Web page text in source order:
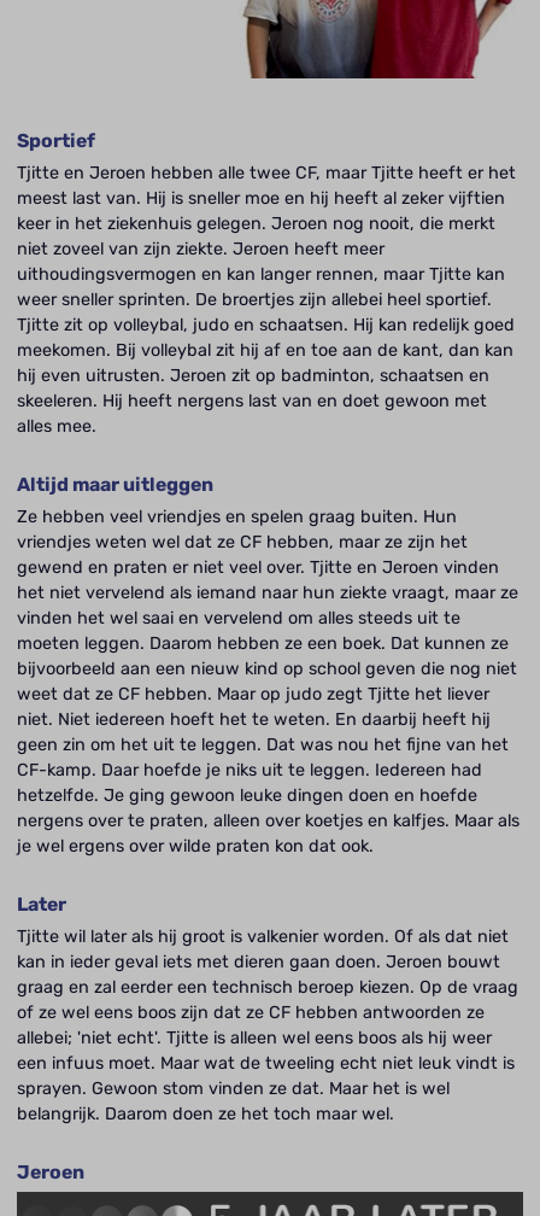
Sportief
Tjitte en Jeroen hebben alle twee CF, maar Tjitte heeft er het
meest last van. Hij is sneller moe en hij heeft al zeker vijftien
keer in het ziekenhuis gelegen. Jeroen nog nooit, die merkt
niet zoveel van zijn ziekte. Jeroen heeft meer
uithoudingsvermogen en kan langer rennen, maar Tjitte kan
weer sneller sprinten. De broertjes zijn allebei heel sportief.
Tjitte zit op volleybal, judo en schaatsen. Hij kan redelijk goed
meekomen. Bij volleybal zit hij af en toe aan de kant, dan kan
hij even uitrusten. Jeroen zit op badminton, schaatsen en
skeeleren. Hij heeft nergens last van en doet gewoon met
alles mee.
Altijd maar uitleggen
Ze hebben veel vriendjes en spelen graag buiten. Hun
vriendjes weten wel dat ze CF hebben, maar ze zijn het
gewend en praten er niet veel over. Tjitte en Jeroen vinden
het niet vervelend als iemand naar hun ziekte vraagt, maar ze
vinden het wel saai en vervelend om alles steeds uit te
moeten leggen. Daarom hebben ze een boek. Dat kunnen ze
bijvoorbeeld aan een nieuw kind op school geven die nog niet
weet dat ze CF hebben. Maar op judo zegt Tjitte het liever
niet. Niet iedereen hoeft het te weten. En daarbij heeft hij
geen zin om het uit te leggen. Dat was nou het fijne van het
CF-kamp. Daar hoefde je niks uit te leggen. Iedereen had
hetzelfde. Je ging gewoon leuke dingen doen en hoefde
nergens over te praten, alleen over koetjes en kalfjes. Maar als
je wel ergens over wilde praten kon dat ook.
Later
Tjitte wil later als hij groot is valkenier worden. Of als dat niet
kan in ieder geval iets met dieren gaan doen. Jeroen bouwt
graag en zal eerder een technisch beroep kiezen. Op de vraag
of ze wel eens boos zijn dat ze CF hebben antwoorden ze
allebei; 'niet echt'. Tjitte is alleen wel eens boos als hij weer
een infuus moet. Maar wat de tweeling echt niet leuk vindt is
sprayen. Gewoon stom vinden ze dat. Maar het is wel
belangrijk. Daarom doen ze het toch maar wel.
Jeroen